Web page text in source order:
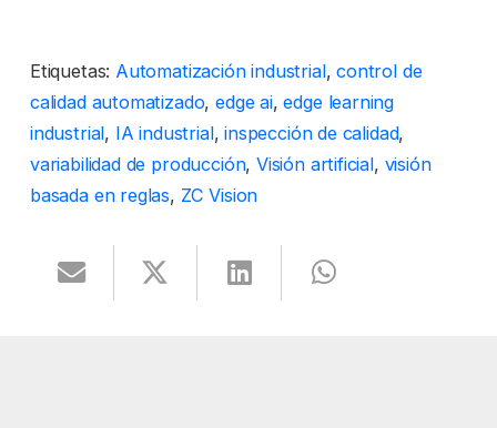
Etiquetas: Automatización industrial,control de
calidad automatizado,edge ai,edge learning
industrial, IA industrial,inspección de calidad,
variabilidad de producción, Visión artificial, visión
basada en reglas, ZC Vision